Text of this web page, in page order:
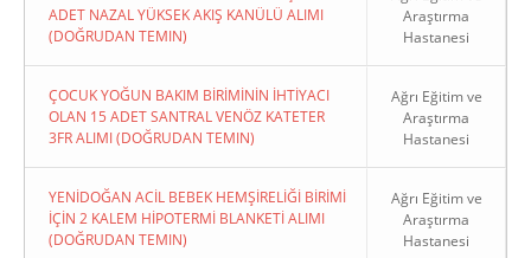
ADET NAZAL YÜKSEK AKIŞ KANÜLÜ ALIMI
(DOĞRUDAN TEMIN)
Araştırma
Hastanesi
ÇOCUK YOĞUN BAKIM BİRİMİNİN İHTİYACI
OLAN 15 ADET SANTRAL VENÖZ KATETER
3FR ALIMI (DOĞRUDAN TEMIN)
Ağrı Eğitim ve
Araştırma
Hastanesi
YENİDOĞAN ACİL BEBEK HEMŞİRELİĞİ BİRİMİ
İÇİN 2 KALEM HİPOTERMİ BLANKETİ ALIMI
(DOĞRUDAN TEMIN)
Ağrı Eğitim ve
Araştırma
Hastanesi